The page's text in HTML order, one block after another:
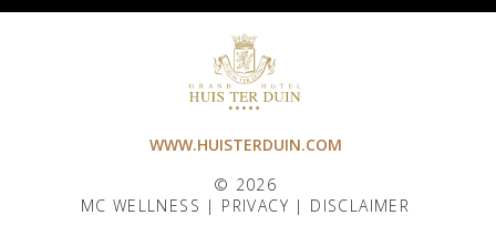
WWW.HUISTERDUIN.COM
© 2026
MC WELLNESS | PRIVACY | DISCLAIMER